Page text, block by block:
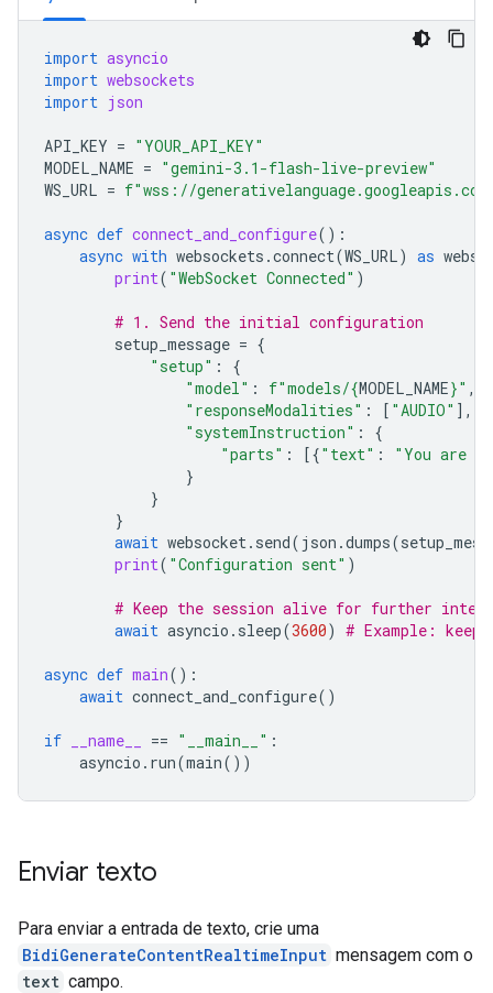
import asyncio
import websockets
import json
API_KEY = "YOUR_API_KEY"
MODEL_NAME = "gemini-3.1-flash-live-preview"
WS_URL = f"wss://
async def connect_and_configure():
async with websockets .connect(WS_URL) as
print( "WebSocket Connected" )
# 1. Send the initial configuration
setup_message = {
"setup" :
{
"model" : f"models/{MODEL_NAME}" ,
"responseModalities" : [ "AUDIO" ],
"systemInstruction" :
{
"parts" : [{"text" :
"You are
}
}
}
await websocket. send( json .dumps(
print( "Configuration sent" )
# Keep the session alive for further
await asyncio . sleep(3600) # Example:
async def main():
await connect_and_configure()
if __name__ == "__main__" :
asyncio . run(main())
Enviar texto
Para enviar a entrada de texto, crie uma
BidiGenerateContentRealtimeInput mensagem com o
text campo.